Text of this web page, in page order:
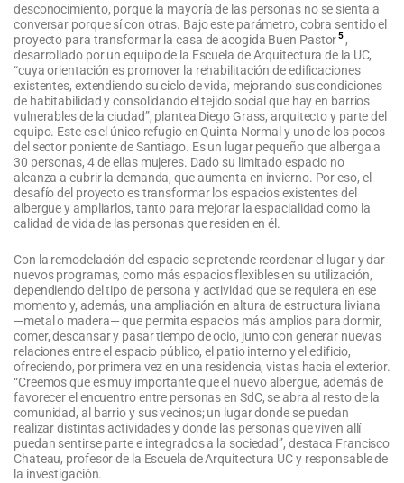
desconocimiento, porque la mayoría de las personas no se sienta a
conversar porque sí con otras. Bajo este parámetro, cobra sentido el
proyecto para transformar la casa de acogida Buen Pastor5 ,
desarrollado por un equipo de la Escuela de Arquitectura de la UC,
“cuya orientación es promover la rehabilitación de edificaciones
existentes, extendiendo su ciclo de vida, mejorando sus condiciones
de habitabilidad y consolidando el tejido social que hay en barrios
vulnerables de la ciudad”, plantea Diego Grass, arquitecto y parte del
equipo. Este es el único refugio en Quinta Normal y uno de los pocos
del sector poniente de Santiago. Es un lugar pequeño que alberga a
30 personas, 4 de ellas mujeres. Dado su limitado espacio no
alcanza a cubrir la demanda, que aumenta en invierno. Por eso, el
desafío del proyecto es transformar los espacios existentes del
albergue y ampliarlos, tanto para mejorar la espacialidad como la
calidad de vida de las personas que residen en él.
Con la remodelación del espacio se pretende reordenar el lugar y dar
nuevos programas, como más espacios flexibles en su utilización,
dependiendo del tipo de persona y actividad que se requiera en ese
momento y, además, una ampliación en altura de estructura liviana
—metal o madera— que permita espacios más amplios para dormir,
comer, descansar y pasar tiempo de ocio, junto con generar nuevas
relaciones entre el espacio público, el patio interno y el edificio,
ofreciendo, por primera vez en una residencia, vistas hacia el exterior.
“Creemos que es muy importante que el nuevo albergue, además de
favorecer el encuentro entre personas en SdC, se abra al resto de la
comunidad, al barrio y sus vecinos; un lugar donde se puedan
realizar distintas actividades y donde las personas que viven allí
puedan sentirse parte e integrados a la sociedad”, destaca Francisco
Chateau, profesor de la Escuela de Arquitectura UC y responsable de
la investigación.